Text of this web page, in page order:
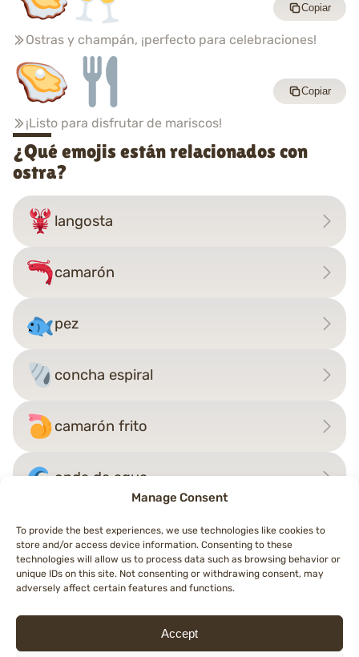
Manage Consent
To provide the best experiences, we use technologies like cookies to
store and/or access device information. Consenting to these
technologies will allow us to process data such as browsing behavior or
unique IDs on this site. Not consenting or withdrawing consent, may
adversely affect certain features and functions.
Accept
Ostras y champán, ¡perfecto para celebraciones!
Copiar
¡Listo para disfrutar de mariscos!
Copiar
¿Qué emojis están relacionados con
ostra?
langosta
camarón
pez
concha espiral
camarón frito
onda de agua
Navegación
de
←flamencocastor→